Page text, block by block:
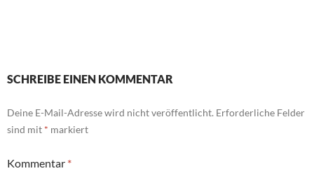
SCHREIBE EINEN KOMMENTAR
Deine E-Mail-Adresse wird nicht veröffentlicht. Erforderliche Felder
sind mit * markiert
Kommentar *